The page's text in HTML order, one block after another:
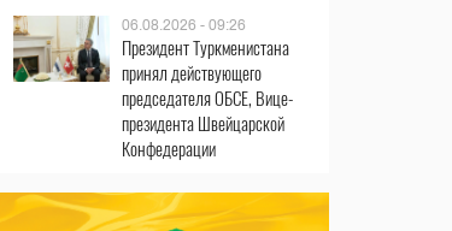
06.08.2026 - 09:26
Президент Туркменистана
принял действующего
председателя ОБСЕ, Вице-
президента Швейцарской
Конфедерации